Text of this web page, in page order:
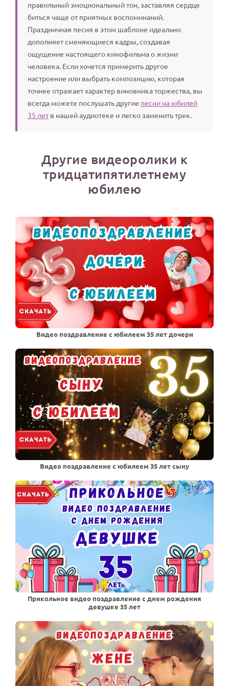
правильный эмоциональный тон, заставляя сердце
биться чаще от приятных воспоминаний.
Праздничная песня в этом шаблоне идеально
дополняет сменяющиеся кадры, создавая
ощущение настоящего кинофильма о жизни
человека. Если хочется примерить другое
настроение или выбрать композицию, которая
точнее отражает характер виновника торжества, вы
всегда можете послушать другие песни на юбилей
35 летв нашей аудиотеке и легко заменить трек.
Другие видеоролики к
тридцатипятилетнему
юбилею
Видео поздравление с юбилеем 35 лет дочери
Видео поздравление с юбилеем 35 лет сыну
Прикольное видео поздравление с днем рождения
девушке 35 лет